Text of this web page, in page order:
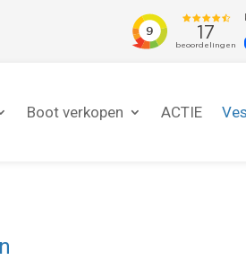
Boot verkopen ACTIE